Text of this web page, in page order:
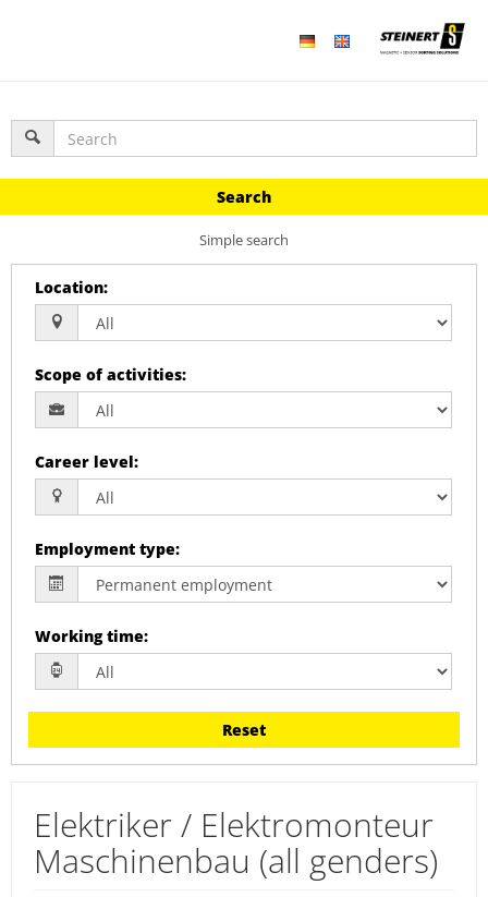
Search
Simple search
Location:
Scope of activities:
Career level:
Employment type:
Working time:
Reset
Elektriker / Elektromonteur
Maschinenbau (all genders)